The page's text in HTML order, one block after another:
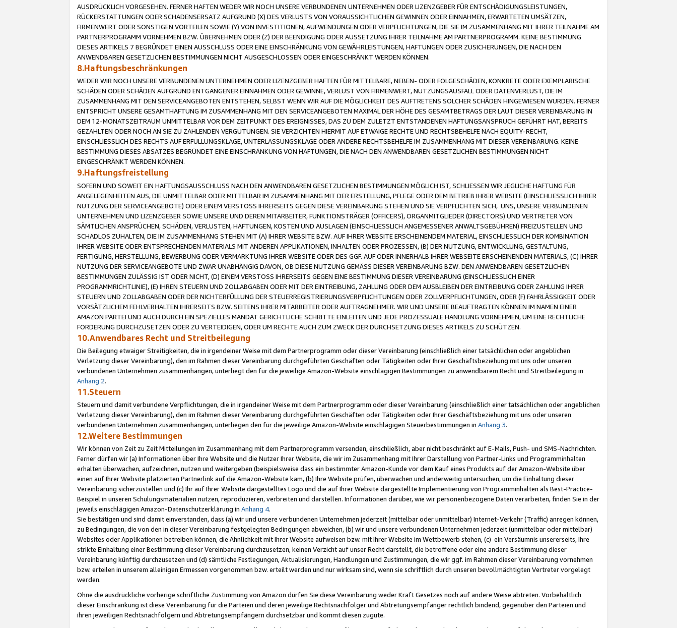
AUSDRÜCKLICH VORGESEHEN. FERNER HAFTEN WEDER WIR NOCH UNSERE VERBUNDENEN UNTERNEHMEN ODER LIZENZGEBER FÜR ENTSCHÄDIGUNGSLEISTUNGEN,
RÜCKERSTATTUNGEN ODER SCHADENSERSATZ AUFGRUND (X) DES VERLUSTS VON VORAUSSICHTLICHEN GEWINNEN ODER EINNAHMEN, ERWARTETEN UMSÄTZEN,
FIRMENWERT ODER SONSTIGEN VORTEILEN SOWIE (Y) VON INVESTITIONEN, AUFWENDUNGEN ODER VERPFLICHTUNGEN, DIE SIE IM ZUSAMMENHANG MIT IHRER TEILNAHME AM
PARTNERPROGRAMM VORNEHMEN BZW. ÜBERNEHMEN ODER (Z) DER BEENDIGUNG ODER AUSSETZUNG IHRER TEILNAHME AM PARTNERPROGRAMM. KEINE BESTIMMUNG
DIESES ARTIKELS 7 BEGRÜNDET EINEN AUSSCHLUSS ODER EINE EINSCHRÄNKUNG VON GEWÄHRLEISTUNGEN, HAFTUNGEN ODER ZUSICHERUNGEN, DIE NACH DEN
ANWENDBAREN GESETZLICHEN BESTIMMUNGEN NICHT AUSGESCHLOSSEN ODER EINGESCHRÄNKT WERDEN KÖNNEN.
8.Haftungsbeschränkungen
WEDER WIR NOCH UNSERE VERBUNDENEN UNTERNEHMEN ODER LIZENZGEBER HAFTEN FÜR MITTELBARE, NEBEN- ODER FOLGESCHÄDEN, KONKRETE ODER EXEMPLARISCHE
SCHÄDEN ODER SCHÄDEN AUFGRUND ENTGANGENER EINNAHMEN ODER GEWINNE, VERLUST VON FIRMENWERT, NUTZUNGSAUSFALL ODER DATENVERLUST, DIE IM
ZUSAMMENHANG MIT DEN SERVICEANGEBOTEN ENTSTEHEN, SELBST WENN WIR AUF DIE MÖGLICHKEIT DES AUFTRETENS SOLCHER SCHÄDEN HINGEWIESEN WURDEN. FERNER
ENTSPRICHT UNSERE GESAMTHAFTUNG IM ZUSAMMENHANG MIT DEN SERVICEANGEBOTEN MAXIMAL DER HÖHE DES GESAMTBETRAGS DER LAUT DIESER VEREINBARUNG IN
DEM 12-MONATSZEITRAUM UNMITTELBAR VOR DEM ZEITPUNKT DES EREIGNISSES, DAS ZU DEM ZULETZT ENTSTANDENEN HAFTUNGSANSPRUCH GEFÜHRT HAT, BEREITS
GEZAHLTEN ODER NOCH AN SIE ZU ZAHLENDEN VERGÜTUNGEN. SIE VERZICHTEN HIERMIT AUF ETWAIGE RECHTE UND RECHTSBEHELFE NACH EQUITY-RECHT,
EINSCHLIESSLICH DES RECHTS AUF ERFÜLLUNGSKLAGE, UNTERLASSUNGSKLAGE ODER ANDERE RECHTSBEHELFE IM ZUSAMMENHANG MIT DIESER VEREINBARUNG. KEINE
BESTIMMUNG DIESES ABSATZES BEGRÜNDET EINE EINSCHRÄNKUNG VON HAFTUNGEN, DIE NACH DEN ANWENDBAREN GESETZLICHEN BESTIMMUNGEN NICHT
EINGESCHRÄNKT WERDEN KÖNNEN.
9.Haftungsfreistellung
SOFERN UND SOWEIT EIN HAFTUNGSAUSSCHLUSS NACH DEN ANWENDBAREN GESETZLICHEN BESTIMMUNGEN MÖGLICH IST, SCHLIESSEN WIR JEGLICHE HAFTUNG FÜR
ANGELEGENHEITEN AUS, DIE UNMITTELBAR ODER MITTELBAR IM ZUSAMMENHANG MIT DER ERSTELLUNG, PFLEGE ODER DEM BETRIEB IHRER WEBSITE (EINSCHLIESSLICH IHRER
NUTZUNG DER SERVICEANGEBOTE) ODER EINEM VERSTOSS IHRERSEITS GEGEN DIESE VEREINBARUNG STEHEN UND SIE VERPFLICHTEN SICH, UNS, UNSERE VERBUNDENEN
UNTERNEHMEN UND LIZENZGEBER SOWIE UNSERE UND DEREN MITARBEITER, FUNKTIONSTRÄGER (OFFICERS), ORGANMITGLIEDER (DIRECTORS) UND VERTRETER VON
SÄMTLICHEN ANSPRÜCHEN, SCHÄDEN, VERLUSTEN, HAFTUNGEN, KOSTEN UND AUSLAGEN (EINSCHLIESSLICH ANGEMESSENER ANWALTSGEBÜHREN) FREIZUSTELLEN UND
SCHADLOS ZUHALTEN, DIE IM ZUSAMMENHANG STEHEN MIT (A) IHRER WEBSITE BZW. AUF IHRER WEBSITE ERSCHEINENDEM MATERIAL, EINSCHLIESSLICH DER KOMBINATION
IHRER WEBSITE ODER ENTSPRECHENDEN MATERIALS MIT ANDEREN APPLIKATIONEN, INHALTEN ODER PROZESSEN, (B) DER NUTZUNG, ENTWICKLUNG, GESTALTUNG,
FERTIGUNG, HERSTELLUNG, BEWERBUNG ODER VERMARKTUNG IHRER WEBSITE ODER DES GGF. AUF ODER INNERHALB IHRER WEBSEITE ERSCHEINENDEN MATERIALS, (C) IHRER
NUTZUNG DER SERVICEANGEBOTE UND ZWAR UNABHÄNGIG DAVON, OB DIESE NUTZUNG GEMÄSS DIESER VEREINBARUNG BZW. DEN ANWENDBAREN GESETZLICHEN
BESTIMMUNGEN ZULÄSSIG IST ODER NICHT, (D) EINEM VERSTOSS IHRERSEITS GEGEN EINE BESTIMMUNG DIESER VEREINBARUNG (EINSCHLIESSLICH EINER
PROGRAMMRICHTLINIE), (E) IHREN STEUERN UND ZOLLABGABEN ODER MIT DER EINTREIBUNG, ZAHLUNG ODER DEM AUSBLEIBEN DER EINTREIBUNG ODER ZAHLUNG IHRER
STEUERN UND ZOLLABGABEN ODER DER NICHTERFÜLLUNG DER STEUERREGISTRIERUNGSVERPFLICHTUNGEN ODER ZOLLVERPFLICHTUNGEN, ODER (F) FAHRLÄSSIGKEIT ODER
VORSÄTZLICHEM FEHLVERHALTEN IHRERSEITS BZW. SEITENS IHRER MITARBEITER ODER AUFTRAGNEHMER. WIR UND UNSERE BEAUFTRAGTEN KÖNNEN IM NAMEN EINER
AMAZON PARTEI UND AUCH DURCH EIN SPEZIELLES MANDAT GERICHTLICHE SCHRITTE EINLEITEN UND JEDE PROZESSUALE HANDLUNG VORNEHMEN, UM EINE RECHTLICHE
FORDERUNG DURCHZUSETZEN ODER ZU VERTEIDIGEN, ODER UM RECHTE AUCH ZUM ZWECK DER DURCHSETZUNG DIESES ARTIKELS ZU SCHÜTZEN.
10.Anwendbares Recht und Streitbeilegung
Die Beilegung etwaiger Streitigkeiten, die in irgendeiner Weise mit dem Partnerprogramm oder dieser Vereinbarung (einschließlich einer tatsächlichen oder angeblichen
Verletzung dieser Vereinbarung), den im Rahmen dieser Vereinbarung durchgeführten Geschäften oder Tätigkeiten oder Ihrer Geschäftsbeziehung mit uns oder unseren
verbundenen Unternehmen zusammenhängen, unterliegt den für die jeweilige Amazon-Website einschlägigen Bestimmungen zu anwendbarem Recht und Streitbeilegung in
Anhang 2.
11.Steuern
Steuern und damit verbundene Verpflichtungen, die in irgendeiner Weise mit dem Partnerprogramm oder dieser Vereinbarung (einschließlich einer tatsächlichen oder angeblichen
Verletzung dieser Vereinbarung), den im Rahmen dieser Vereinbarung durchgeführten Geschäften oder Tätigkeiten oder Ihrer Geschäftsbeziehung mit uns oder unseren
verbundenen Unternehmen zusammenhängen, unterliegen den für die jeweilige Amazon-Website einschlägigen Steuerbestimmungen in Anhang 3.
12.Weitere Bestimmungen
Wir können von Zeit zu Zeit Mitteilungen im Zusammenhang mit dem Partnerprogramm versenden, einschließlich, aber nicht beschränkt auf E-Mails, Push- und SMS-Nachrichten.
Ferner dürfen wir (a) Informationen über Ihre Website und die Nutzer Ihrer Website, die wir im Zusammenhang mit Ihrer Darstellung von Partner-Links und Programminhalten
erhalten überwachen, aufzeichnen, nutzen und weitergeben (beispielsweise dass ein bestimmter Amazon-Kunde vor dem Kauf eines Produkts auf der Amazon-Website über
einen auf Ihrer Website platzierten Partnerlink auf die Amazon-Website kam, (b) Ihre Website prüfen, überwachen und anderweitig untersuchen, um die Einhaltung dieser
Vereinbarung sicherzustellen und (c) Ihr auf Ihrer Website dargestelltes Logo und die auf Ihrer Website dargestellte Implementierung von Programminhalten als Best-Practice-
Beispiel in unseren Schulungsmaterialien nutzen, reproduzieren, verbreiten und darstellen. Informationen darüber, wie wir personenbezogene Daten verarbeiten, finden Sie in der
jeweils einschlägigen Amazon-Datenschutzerklärung in Anhang 4.
Sie bestätigen und sind damit einverstanden, dass (a) wir und unsere verbundenen Unternehmen jederzeit (mittelbar oder unmittelbar) Internet-Verkehr (Traffic) anregen können,
zu Bedingungen, die von den in dieser Vereinbarung festgelegten Bedingungen abweichen, (b) wir und unsere verbundenen Unternehmen jederzeit (unmittelbar oder mittelbar)
Websites oder Applikationen betreiben können, die Ähnlichkeit mit Ihrer Website aufweisen bzw. mit Ihrer Website im Wettbewerb stehen, (c) ein Versäumnis unsererseits, Ihre
strikte Einhaltung einer Bestimmung dieser Vereinbarung durchzusetzen, keinen Verzicht auf unser Recht darstellt, die betroffene oder eine andere Bestimmung dieser
Vereinbarung künftig durchzusetzen und (d) sämtliche Festlegungen, Aktualisierungen, Handlungen und Zustimmungen, die wir ggf. im Rahmen dieser Vereinbarung vornehmen
bzw. erteilen in unserem alleinigen Ermessen vorgenommen bzw. erteilt werden und nur wirksam sind, wenn sie schriftlich durch unseren bevollmächtigten Vertreter vorgelegt
werden.
Ohne die ausdrückliche vorherige schriftliche Zustimmung von Amazon dürfen Sie diese Vereinbarung weder Kraft Gesetzes noch auf andere Weise abtreten. Vorbehaltlich
dieser Einschränkung ist diese Vereinbarung für die Parteien und deren jeweilige Rechtsnachfolger und Abtretungsempfänger rechtlich bindend, gegenüber den Parteien und
ihren jeweiligen Rechtsnachfolgern und Abtretungsempfängern durchsetzbar und kommt diesen zugute.